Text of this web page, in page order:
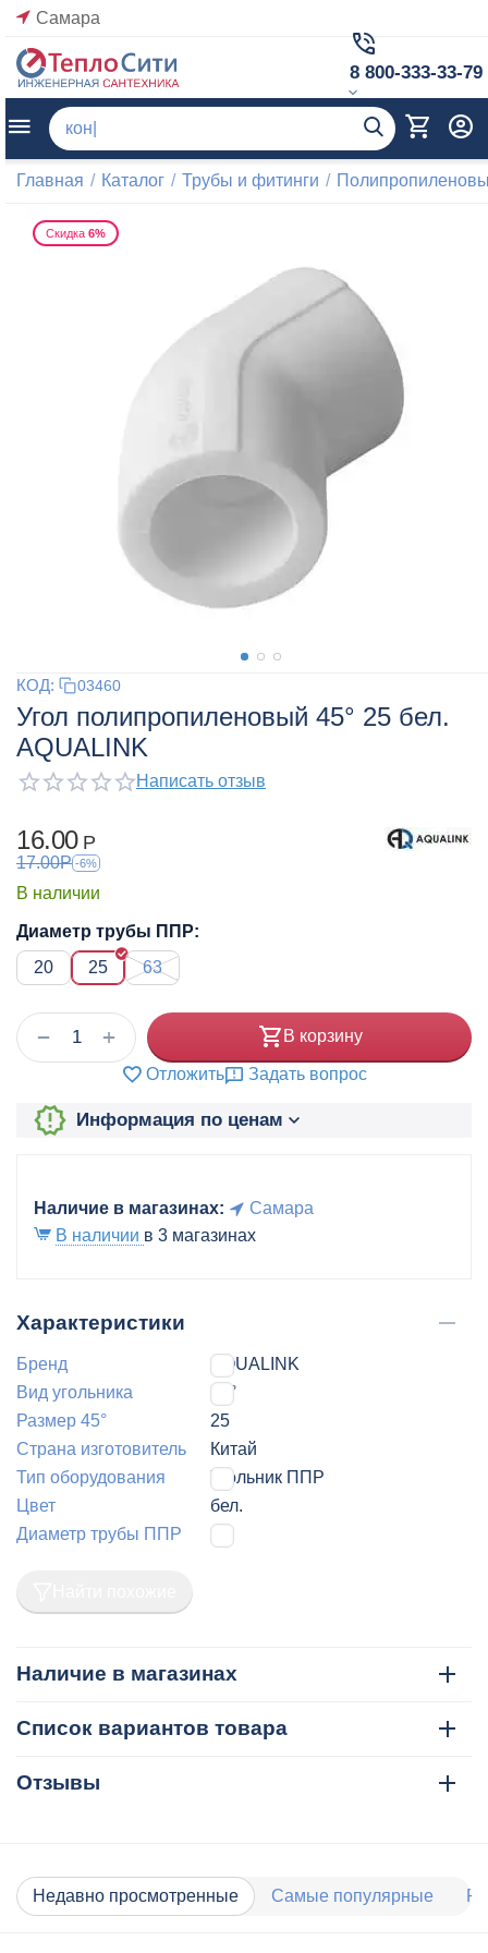
Самара
8 800-333-33-79
Главная / Каталог / Трубы и фитинги /
Скидка 6%
КОД: 03460
Угол полипропиленовый 45° 25 бел.
AQUALINK
Написать отзыв
16.00 Р
17.00Р -6%
В наличии
Диаметр трубы ППР:
20
25 63
+
− В корзину
Отложить Задать вопрос
Информация по ценам
Наличие в магазинах:
Самара
В наличии в 3 магазинах
Характеристики
Бренд
AQUALINK
Вид угольника
45°
Размер 45°
25
Страна изготовитель
Китай
Тип оборудования
Угольник ППР
Цвет
бел.
Диаметр трубы ППР
Наличие в магазинах
Список вариантов товара
Отзывы
Недавно просмотренные Самые популярные